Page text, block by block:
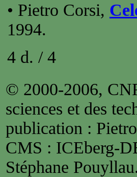
• Pietro Corsi,
1994.
4 d. / 4
© 2000-2006,
sciences et des
publication :
CMS : ICEberg-
Stéphane